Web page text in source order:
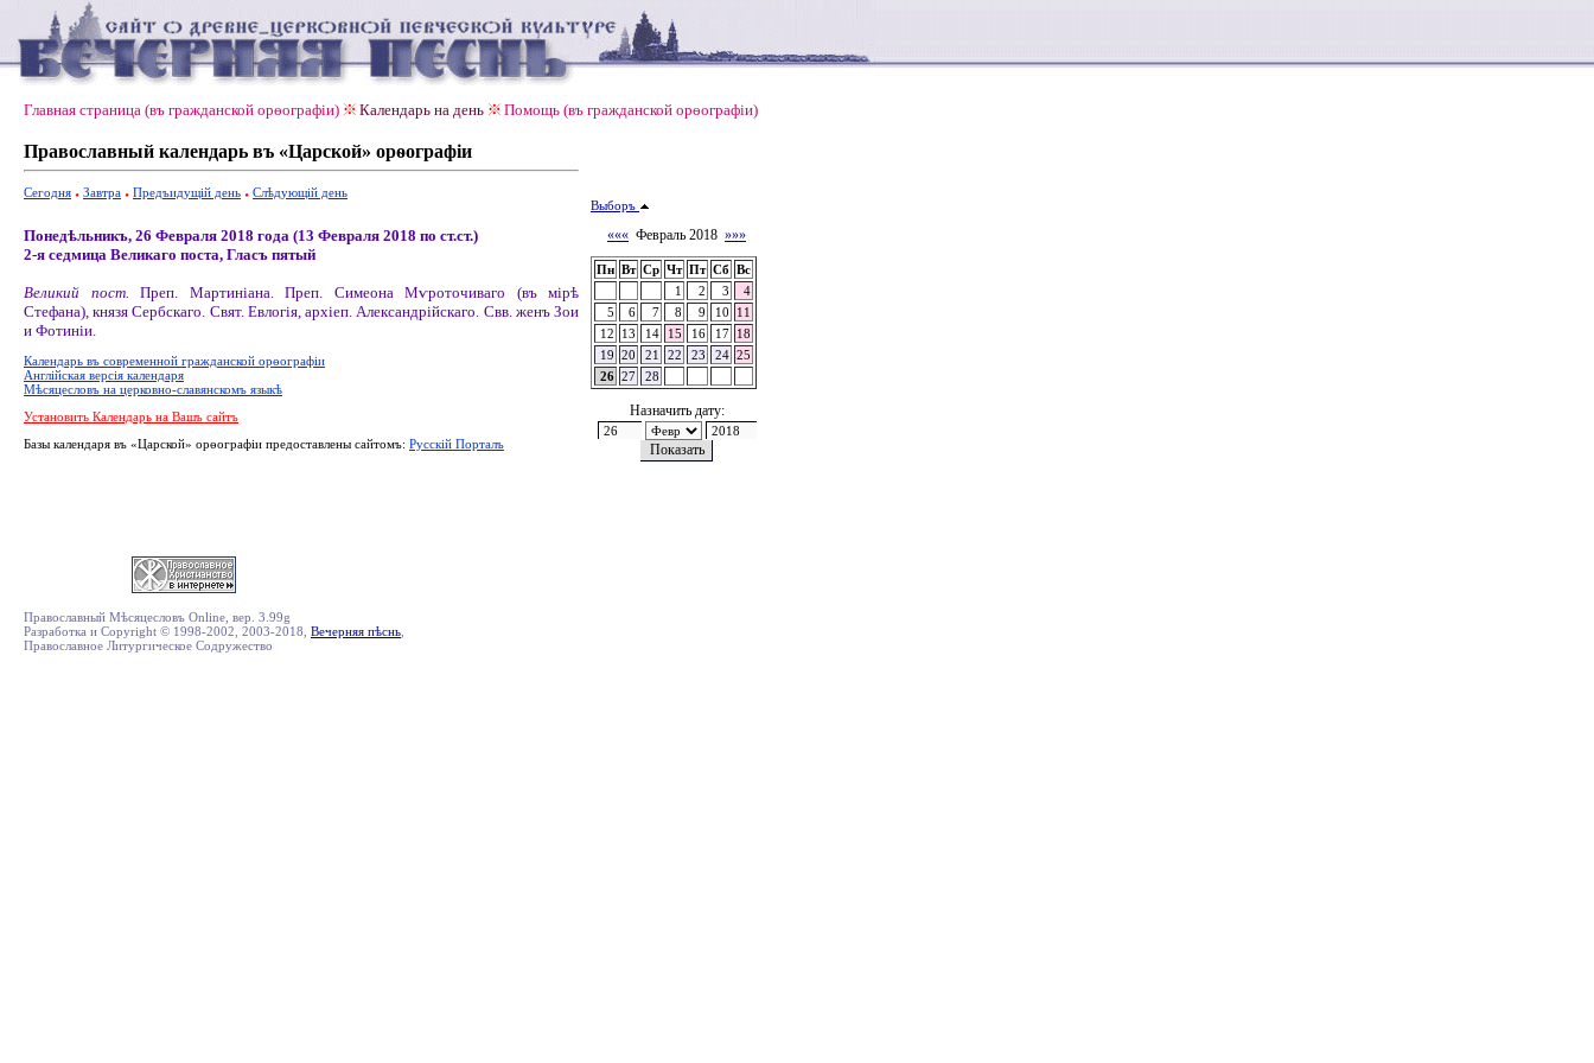
Главная страница (въ гражданской орѳографiи) Календарь на день Помощь (въ гражданской орѳографiи)
Православный календарь въ «Царской» орѳографiи
Сегодня Завтра Предъидущiй день Слѣдующiй день
Понедѣльникъ, 26 Февраля 2018 года (13 Февраля 2018 по ст.ст.)
2-я седмица Великаго поста, Гласъ пятый
Великий пост.
Преп. Мартиніана. Преп. Симеона Мѵроточиваго (въ мірѣ
Стефана), князя Сербскаго. Свят. Евлогія, архіеп. Александрійскаго. Свв. женъ Зои
и Фотиніи.
Календарь въ современной гражданской орѳографiи
Англiйская версiя календаря
Мѣсяцесловъ на церковно-славянскомъ языкѣ
Установить Календарь на Вашъ сайтъ
Базы календаря въ «Царской» орѳографiи предоставлены сайтомъ: Русскiй Порталъ
Выборъ
««« Февраль 2018 »»»
Пн Вт Ср Чт Пт Сб Вс
1
2 3
4
5
6 7 8 9 10
11
12
13 14 15 16 17 18
19 20 21 22 23 24 25
26 27 28
Назначить дату:
Православный Мѣсяцесловъ Online, вер. 3.99g
Разработка и Copyright © 1998-2002, 2003-2018, Вечерняя пѣснь
Православное Литургическое Содружество